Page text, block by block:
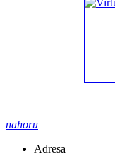
nahoru
Adresa